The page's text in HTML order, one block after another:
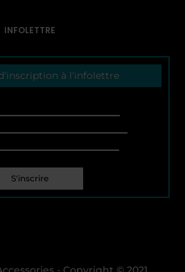
INFOLETTRE
à l'infolettre